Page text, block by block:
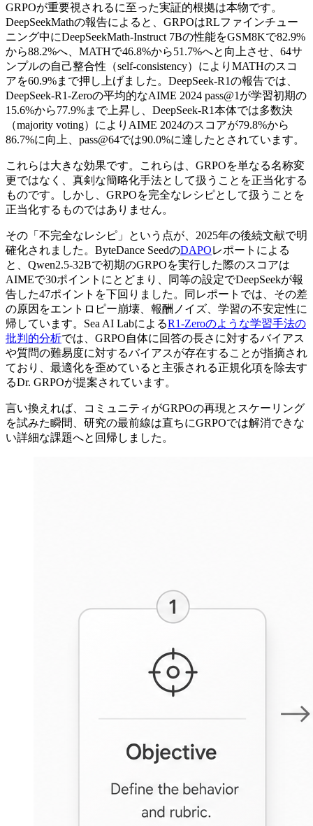
GRPOが重要視されるに至った実証的根拠は本物です。
DeepSeekMathの報告によると、GRPOはRLファインチュー
ニング中にDeepSeekMath-Instruct 7Bの性能をGSM8Kで82.9%
から88.2%へ、MATHで46.8%から51.7%へと向上させ、64サ
ンプルの自己整合性（self-consistency）によりMATHのスコ
アを60.9%まで押し上げました。DeepSeek-R1の報告では、
DeepSeek-R1-Zeroの平均的なAIME 2024 pass@1が学習初期の
15.6%から77.9%まで上昇し、DeepSeek-R1本体では多数決
（majority voting）によりAIME 2024のスコアが79.8%から
86.7%に向上、pass@64では90.0%に達したとされています。
これらは大きな効果です。これらは、GRPOを単なる名称変
更ではなく、真剣な簡略化手法として扱うことを正当化する
ものです。しかし、GRPOを完全なレシピとして扱うことを
正当化するものではありません。
その「不完全なレシピ」という点が、2025年の後続文献で明
確化されました。ByteDance SeedのDAPOレポートによる
と、Qwen2.5-32Bで初期のGRPOを実行した際のスコアは
AIMEで30ポイントにとどまり、同等の設定でDeepSeekが報
告した47ポイントを下回りました。同レポートでは、その差
の原因をエントロピー崩壊、報酬ノイズ、学習の不安定性に
帰しています。Sea AI LabによるR1-Zeroのような学習手法の
批判的分析では、GRPO自体に回答の長さに対するバイアス
や質問の難易度に対するバイアスが存在することが指摘され
ており、最適化を歪めていると主張される正規化項を除去す
るDr. GRPOが提案されています。
言い換えれば、コミュニティがGRPOの再現とスケーリング
を試みた瞬間、研究の最前線は直ちにGRPOでは解消できな
い詳細な課題へと回帰しました。